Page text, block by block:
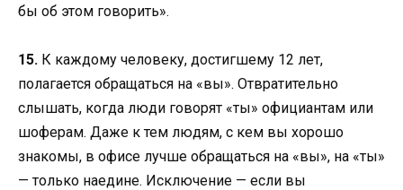
бы об этом говорить».
15. К каждому человеку, достигшему 12 лет,
полагается обращаться на «вы». Отвратительно
слышать, когда люди говорят «ты» официантам или
шоферам. Даже к тем людям, с кем вы хорошо
знакомы, в офисе лучше обращаться на «вы», на «ты»
— только наедине. Исключение — если вы